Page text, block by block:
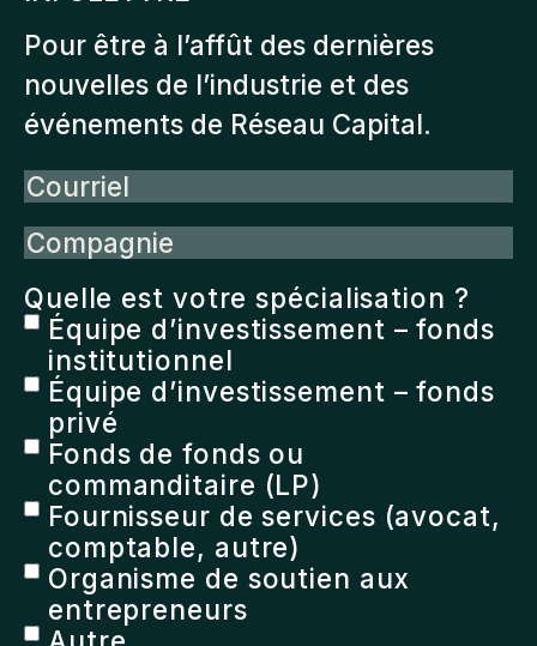
être
choisies
sur
du
Pour être à l’affût des dernières
nouvelles de l’industrie et des
événements de Réseau Capital.
Courriel
Compagnie
Quelle est votre spécialisation ?
Équipe d’investissement – fonds
institutionnel
Équipe d’investissement – fonds
privé
Fonds de fonds ou
commanditaire (LP)
Fournisseur de services (avocat,
comptable, autre)
Organisme de soutien aux
entrepreneurs